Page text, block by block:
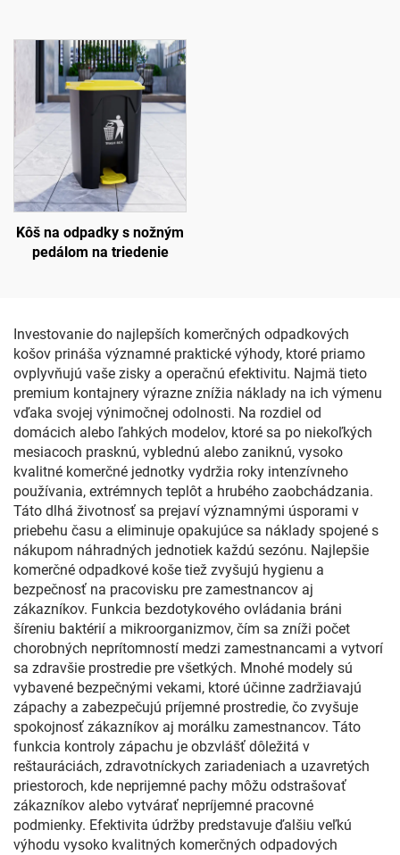
Kôš na odpadky s nožným
pedálom na triedenie
Investovanie do najlepších komerčných odpadkových
košov prináša významné praktické výhody, ktoré priamo
ovplyvňujú vaše zisky a operačnú efektivitu. Najmä tieto
premium kontajnery výrazne znížia náklady na ich výmenu
vďaka svojej výnimočnej odolnosti. Na rozdiel od
domácich alebo ľahkých modelov, ktoré sa po niekoľkých
mesiacoch prasknú, vyblednú alebo zaniknú, vysoko
kvalitné komerčné jednotky vydržia roky intenzívneho
používania, extrémnych teplôt a hrubého zaobchádzania.
Táto dlhá životnosť sa prejaví významnými úsporami v
priebehu času a eliminuje opakujúce sa náklady spojené s
nákupom náhradných jednotiek každú sezónu. Najlepšie
komerčné odpadkové koše tiež zvyšujú hygienu a
bezpečnosť na pracovisku pre zamestnancov aj
zákazníkov. Funkcia bezdotykového ovládania bráni
šíreniu baktérií a mikroorganizmov, čím sa zníži počet
chorobných neprítomností medzi zamestnancami a vytvorí
sa zdravšie prostredie pre všetkých. Mnohé modely sú
vybavené bezpečnými vekami, ktoré účinne zadržiavajú
zápachy a zabezpečujú príjemné prostredie, čo zvyšuje
spokojnosť zákazníkov aj morálku zamestnancov. Táto
funkcia kontroly zápachu je obzvlášť dôležitá v
reštauráciách, zdravotníckych zariadeniach a uzavretých
priestoroch, kde neprijemné pachy môžu odstrašovať
zákazníkov alebo vytvárať nepríjemné pracovné
podmienky. Efektivita údržby predstavuje ďalšiu veľkú
výhodu vysoko kvalitných komerčných odpadových